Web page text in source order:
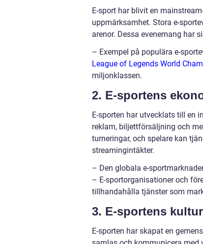
E-sport har blivit en
uppmärksamhet. Stora e-
arenor. Dessa evenemang har
– Exempel på populära e-
League of Legends World
miljonklassen.
2. E-sportens
E-sporten har utvecklats till en
reklam, biljettförsäljning och
turneringar, och spelare kan
streamingintäkter.
– Den globala e-
– E-sportorganisationer och
tillhandahålla tjänster som
3. E-sportens
E-sporten har skapat en